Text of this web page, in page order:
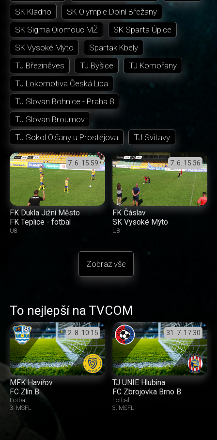
SK Kladno
SK Olympie Dolní Břežany
SK Sigma Olomouc MŽ
SK Sparta Úpice
SK Vysoké Mýto
Spartak Kbely
TJ Březiněves
TJ Byšice
TJ Komořany
TJ Lokomotiva Česká Lípa
TJ Slovan Bohnice - Praha 8
TJ Slovan Broumov
TJ Sokol Olšany u Prostějova
TJ Svitavy
7. 6. 15:59
FK Dukla Jižní Město
FK Teplice - fotbal
U8
7. 6. 15:36
FK Čáslav
SK Vysoké Mýto
U8
Zobraz vše
To nejlepší na TVCOM
2. 8. 10:15
MFK Havířov
FC Zlín B
Fotbal
3. MSFL
31. 7. 17:30
TJ UNIE Hlubina
FC Zbrojovka Brno B
Fotbal
3. MSFL